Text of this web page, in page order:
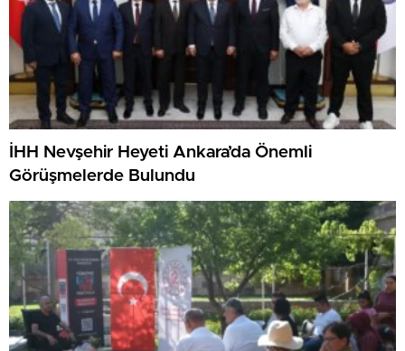
İHH Nevşehir Heyeti Ankara’da Önemli
Görüşmelerde Bulundu